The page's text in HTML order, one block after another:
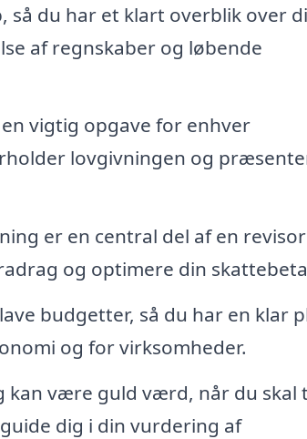
så du har et klart overblik over
af regnskaber og løbende
vigtig opgave for enhver
lovgivningen og
er en central del af en
og optimere din
budgetter, så du har en klar
og for virksomheder.
kan være guld værd, når du
dig i din vurdering af